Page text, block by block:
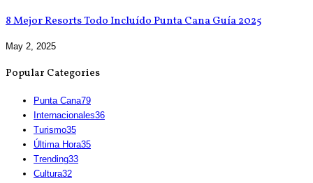
8 Mejor Resorts Todo Incluído Punta Cana Guía 2025
May 2, 2025
Popular Categories
Punta Cana79
Internacionales36
Turismo35
Última Hora35
Trending33
Cultura32